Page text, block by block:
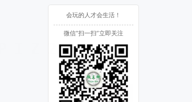
会玩的人才会生活！
微信“扫一扫”立即关注